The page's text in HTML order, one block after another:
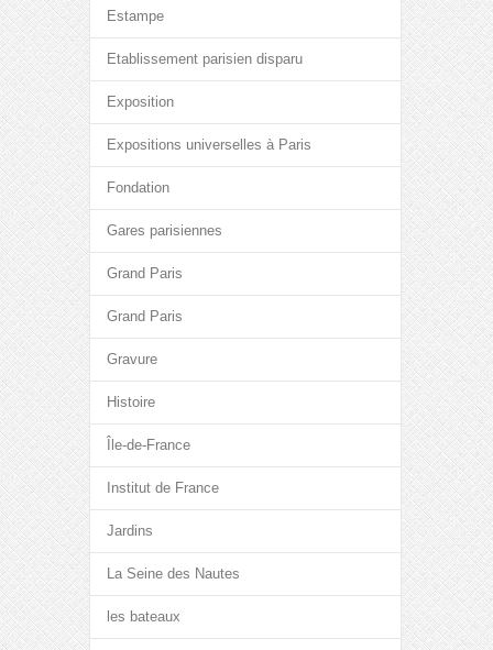
Estampe
Etablissement parisien disparu
Exposition
Expositions universelles à Paris
Fondation
Gares parisiennes
Grand Paris
Grand Paris
Gravure
Histoire
Île-de-France
Institut de France
Jardins
La Seine des Nautes
les bateaux